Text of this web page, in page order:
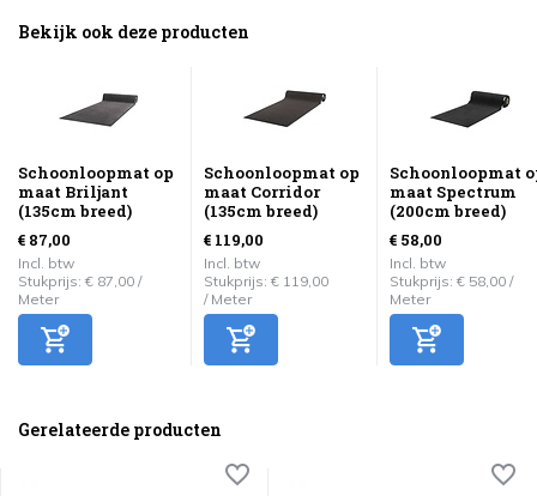
Bekijk ook deze producten
Schoonloopmat op
maat Briljant
(135cm breed)
€ 87,00
Incl. btw
Stukprijs: € 87,00 /
Meter
Schoonloopmat op
maat Corridor
(135cm breed)
€ 119,00
Incl. btw
Stukprijs: € 119,00
/ Meter
Schoonloopmat
maat Spectrum
(200cm breed)
€ 58,00
Incl. btw
Stukprijs: € 58,00 /
Meter
Gerelateerde producten